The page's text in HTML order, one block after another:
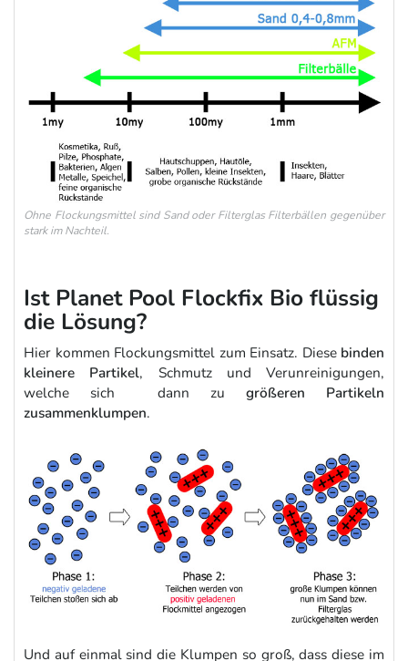
Ohne Flockungsmittel sind Sand oder Filterglas Filterbällen gegenüber
stark im Nachteil.
Ist Planet Pool Flockfix Bio flüssig
die Lösung?
Hier kommen Flockungsmittel zum Einsatz. Diese binden
kleinere Partikel, Schmutz und Verunreinigungen,
welche sich dann zu größeren Partikeln
zusammenklumpen.
Und auf einmal sind die Klumpen so groß, dass diese im